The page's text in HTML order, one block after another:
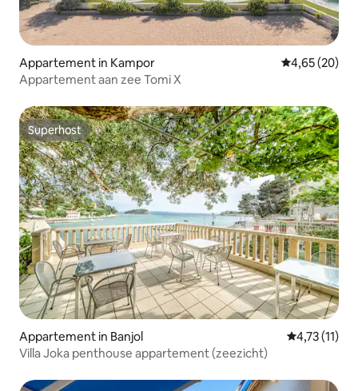
Appartement in Kampor Gemiddelde
4,65 (20)
Appartement aan zee Tomi X
Superhost
Superhost
Appartement in Banjol Gemiddelde
4,73 (11)
Villa Joka penthouse appartement (zeezicht)